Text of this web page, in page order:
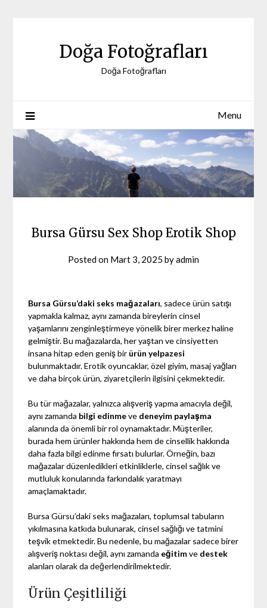
Doğa Fotoğrafları
Doğa Fotoğrafları
Menu
Bursa Gürsu Sex Shop Erotik Shop
Posted on Mart 3, 2025 byadmin
Bursa Gürsu’daki seks mağazaları, sadece ürün satışı
yapmakla kalmaz, aynı zamanda bireylerin cinsel
yaşamlarını zenginleştirmeye yönelik birer merkez haline
gelmiştir. Bu mağazalarda, her yaştan ve cinsiyetten
insana hitap eden geniş bir ürün yelpazesi
bulunmaktadır. Erotik oyuncaklar, özel giyim, masaj yağları
ve daha birçok ürün, ziyaretçilerin ilgisini çekmektedir.
Bu tür mağazalar, yalnızca alışveriş yapma amacıyla değil,
aynı zamanda bilgi edinmeve deneyim paylaşma
alanında da önemli bir rol oynamaktadır. Müşteriler,
burada hem ürünler hakkında hem de cinsellik hakkında
daha fazla bilgi edinme fırsatı bulurlar. Örneğin, bazı
mağazalar düzenledikleri etkinliklerle, cinsel sağlık ve
mutluluk konularında farkındalık yaratmayı
amaçlamaktadır.
Bursa Gürsu’daki seks mağazaları, toplumsal tabuların
yıkılmasına katkıda bulunarak, cinsel sağlığı ve tatmini
teşvik etmektedir. Bu nedenle, bu mağazalar sadece birer
alışveriş noktası değil, aynı zamanda eğitimve destek
alanları olarak da değerlendirilmektedir.
Ürün Çeşitliliği